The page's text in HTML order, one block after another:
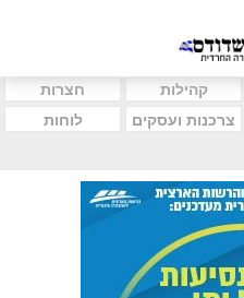
קהילות
חצרות
צרכנות ועסקים
לוחות